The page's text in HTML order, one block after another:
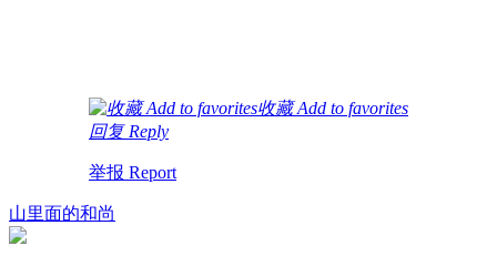
收藏 Add to favorites
回复 Reply
举报 Report
山里面的和尚